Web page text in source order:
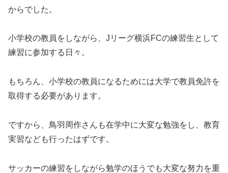
からでした。
小学校の教員をしながら、Jリーグ横浜FCの練習生として
練習に参加する日々。
もちろん、小学校の教員になるためには大学で教員免許を
取得する必要があります。
ですから、鳥羽周作さんも在学中に大変な勉強をし、教育
実習なども行ったはずです。
サッカーの練習をしながら勉学のほうでも大変な努力を重